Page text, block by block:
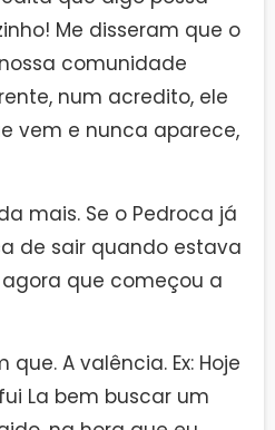
Me disseram que o
comunidade
num acredito, ele
vem e nunca aparece,
mais. Se o Pedroca já
de sair quando estava
que começou a
que. A valência. Ex: Hoje
La bem buscar um